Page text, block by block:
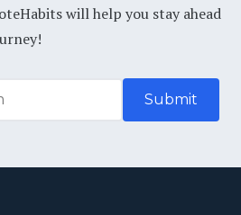
will help you stay ahead